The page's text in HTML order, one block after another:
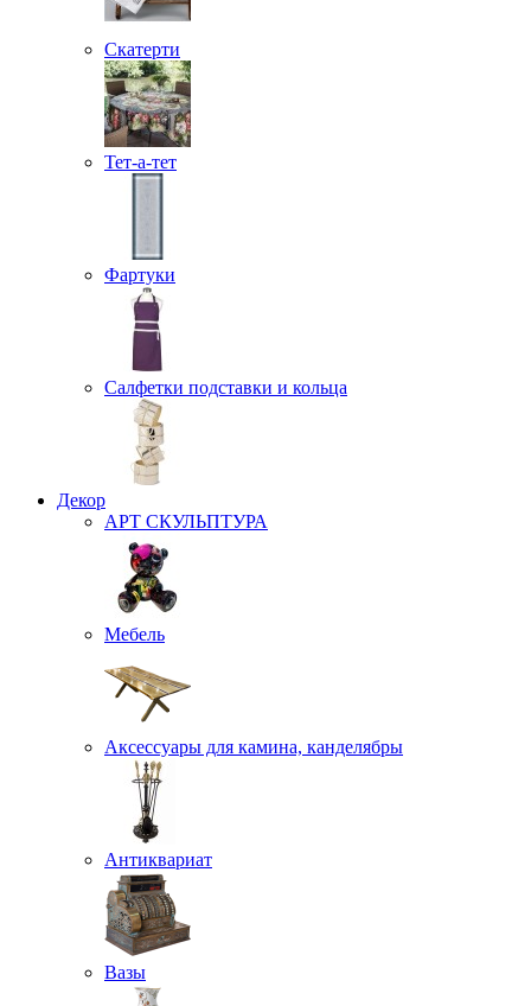
Скатерти
Тет-а-тет
Фартуки
Салфетки подставки и кольца
Декор
АРТ СКУЛЬПТУРА
Мебель
Аксессуары для камина, канделябры
Антиквариат
Вазы